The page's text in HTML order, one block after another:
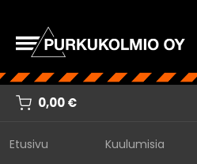
0,00€
Etusivu
Kuulumisia